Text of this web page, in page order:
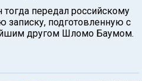
тогда передал российскому
записку, подготовленную с
другом Шломо Баумом.